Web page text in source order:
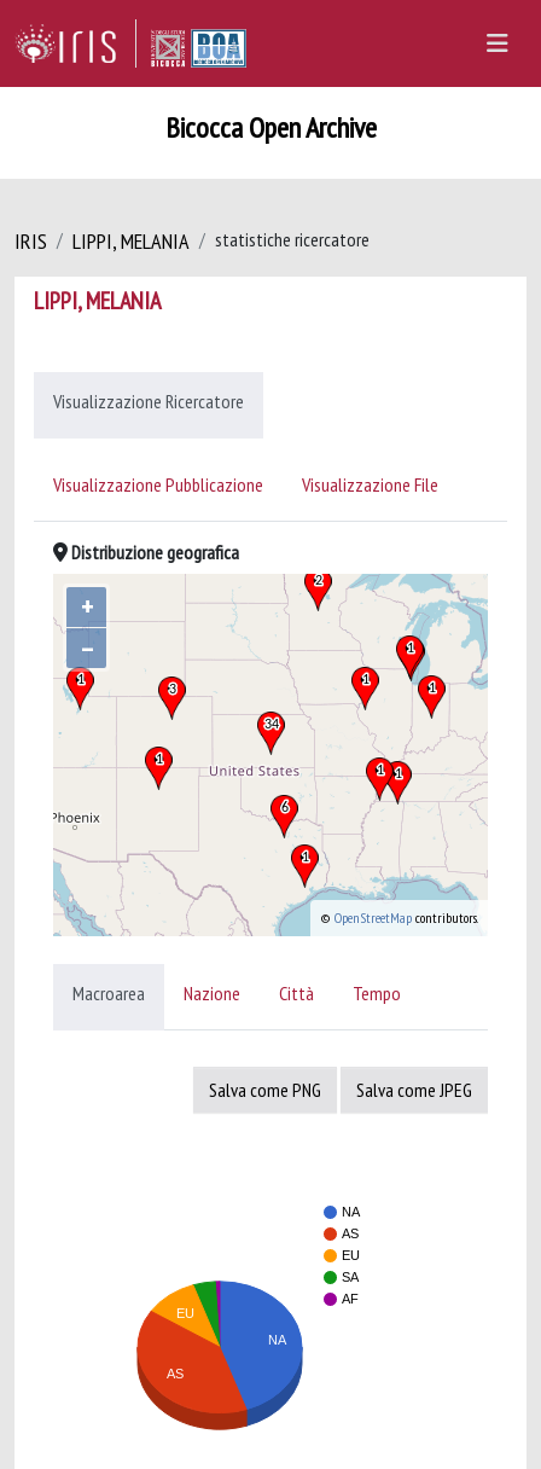
Bicocca Open Archive
IRIS LIPPI, MELANIA statistiche ricercatore
LIPPI, MELANIA
Visualizzazione Ricercatore
Visualizzazione Pubblicazione Visualizzazione File
Distribuzione geografica
+
–
© OpenStreetMap contributors.
Macroarea Nazione Città Tempo
Salva come PNG Salva come JPEG
NA
AS
EU
SA
AF
NA
EU
AS